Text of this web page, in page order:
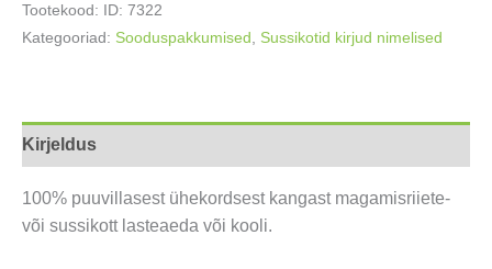
Tootekood: ID: 7322
Kategooriad: Sooduspakkumised, Sussikotid kirjud nimelised
Kirjeldus
100% puuvillasest ühekordsest kangast magamisriiete-
või sussikott lasteaeda või kooli.